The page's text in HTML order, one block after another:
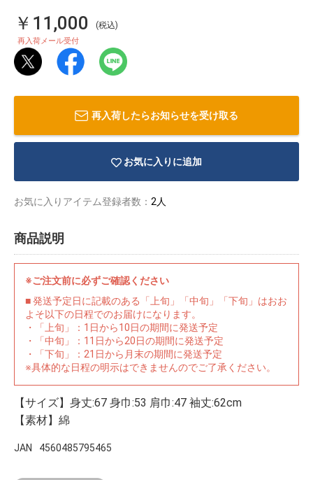
￥11,000 (税込)
再入荷メール受付
再入荷したらお知らせを受け取る
お気に入りに追加
お気に入りアイテム登録者数： 2人
商品説明
※ご注文前に必ずご確認ください
■ 発送予定日に記載のある「上旬」「中旬」「下旬」はおお
よそ以下の日程でのお届けになります。
・「上旬」：1日から10日の期間に発送予定
・「中旬」：11日から20日の期間に発送予定
・「下旬」：21日から月末の期間に発送予定
※具体的な日程の明示はできませんのでご了承ください。
【サイズ】身丈:67 身巾:53 肩巾:47 袖丈:62cm
【素材】綿
JAN 4560485795465